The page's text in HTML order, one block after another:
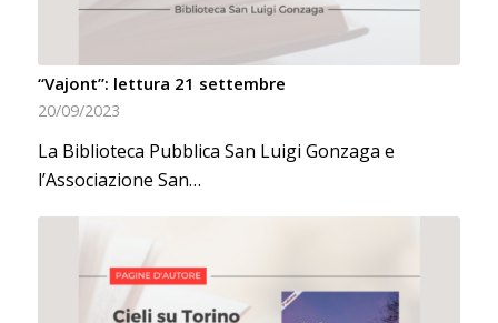
“Vajont”: lettura 21 settembre
20/09/2023
La Biblioteca Pubblica San Luigi Gonzaga e
l’Associazione San…